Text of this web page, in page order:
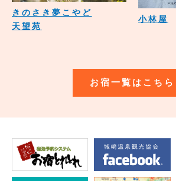
きのさき夢こやど
天望苑
小林屋
お宿一覧はこちら